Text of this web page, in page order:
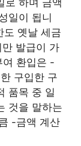
로 하며 금액
일이 됩니
도 옛날 세금
발급이 가
여 환입은 -
구입한 구
품목 중 일
것을 말하는
-금액 계산